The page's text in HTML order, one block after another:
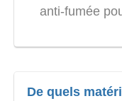
anti-fumée
De quels